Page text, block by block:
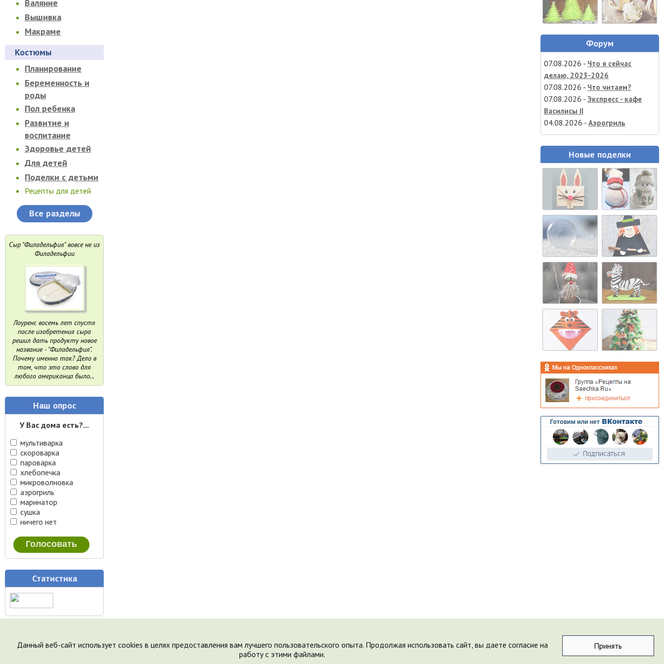
Данный веб-сайт использует cookies в целях предоставления вам лучшего пользовательского опыта. Продолжая использовать сайт, вы даете согласие на
работу с этими файлами.
Принять
Валяние
Вышивка
Макраме
Костюмы
Планирование
Беременность и
роды
Пол ребенка
Развитие и
воспитание
Здоровье детей
Для детей
Поделки с детьми
Рецепты для детей
Все разделы
Сыр "Филадельфия" вовсе не из
Филадельфии
Лоуренс восемь лет спустя
после изобретения сыра
решил дать продукту новое
название - "Филадельфия".
Почему именно так? Дело в
том, что это слово для
любого американца было...
Наш опрос
У Вас дома есть?...
мультиварка
скороварка
пароварка
хлебопечка
микроволновка
аэрогриль
маринатор
сушка
ничего нет
Статистика
Форум
07.08.2026 - Что я сейчас
делаю, 2023-2026
07.08.2026 - Что читаем?
07.08.2026 - Экспресс - кафе
Василисы II
04.08.2026 - Аэрогриль
Новые поделки
Поделки © 2009-2023, "Saychata.Ru". E-mail: